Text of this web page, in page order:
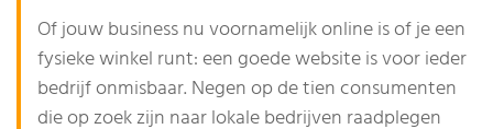
Of jouw business nu voornamelijk online is of je een
fysieke winkel runt: een goede website is voor ieder
bedrijf onmisbaar. Negen op de tien consumenten
die op zoek zijn naar lokale bedrijven raadplegen